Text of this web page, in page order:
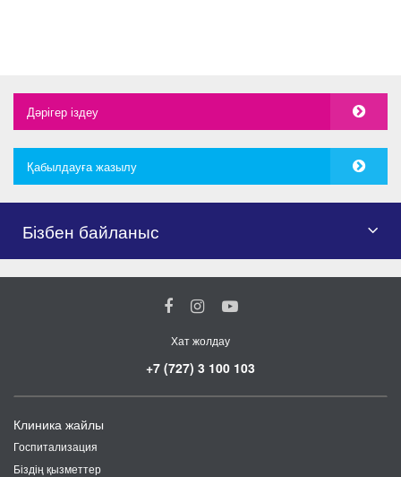
Дәрігер іздеу
Қабылдауға жазылу
Бізбен байланыс
Хат жолдау
+7 (727) 3 100 103
Клиника жайлы
Госпитализация
Біздің қызметтер